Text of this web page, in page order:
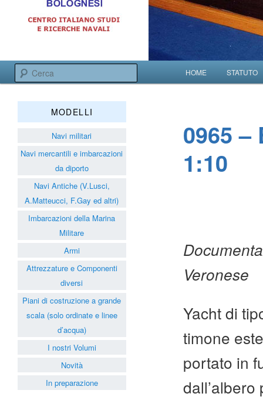
Associazione
Centro italiano studi e ricerche navali
Menu principale
VAI AL
VAI AL
HOME STATUTO
0965 –
1:10
Veronese
Yacht di
timone
portato in
MODELLI
Navi militari
Navi mercantili e imbarcazioni
da diporto
Navi Antiche (V.Lusci,
A.Matteucci, F.Gay ed altri)
Imbarcazioni della Marina
Militare
Armi
Attrezzature e Componenti
diversi
Piani di costruzione a grande
scala (solo ordinate e linee
d’acqua)
I nostri Volumi
Novità
In preparazione